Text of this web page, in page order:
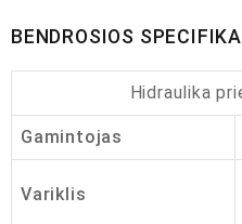
BENDROSIOS
Hidraulika
Gamintojas
Variklis